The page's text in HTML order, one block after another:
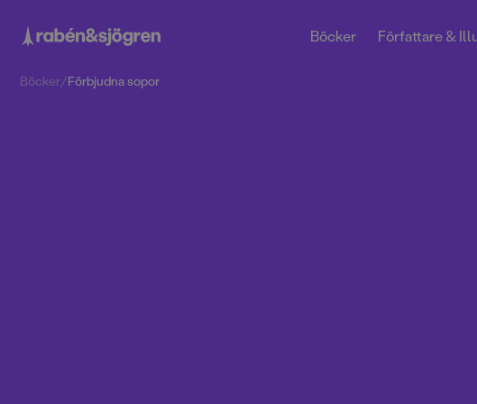
Böcker Författare &
Böcker/Förbjudna sopor